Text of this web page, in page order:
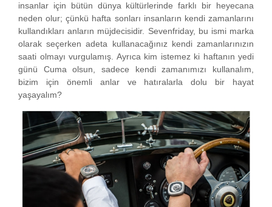
insanlar için bütün dünya kültürlerinde farklı bir heyecana
neden olur; çünkü hafta sonları insanların kendi zamanlarını
kullandıkları anların müjdecisidir. Sevenfriday, bu ismi marka
olarak seçerken adeta kullanacağınız kendi zamanlarınızın
saati olmayı vurgulamış. Ayrıca kim istemez ki haftanın yedi
günü Cuma olsun, sadece kendi zamanımızı kullanalım,
bizim için önemli anlar ve hatıralarla dolu bir hayat
yaşayalım?